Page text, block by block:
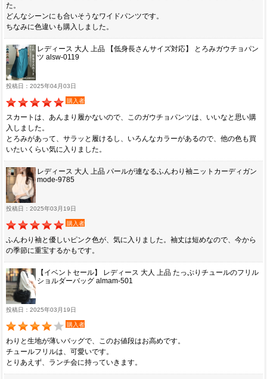
た。
どんなシーンにも合いそうなワイドパンツです。
ちなみに色違いも購入しました。
レディース 大人 上品 【低身長さんサイズ対応】 とろみガウチョパン
ツ alsw-0119
投稿日：2025年04月03日
購入者
スカートは、あんまり履かないので、このガウチョパンツは、いいなと思い購
入しました。
とろみがあって、サラッと履けるし、いろんなカラーがあるので、他の色も買
いたいくらい気に入りました。
レディース 大人 上品 パールが連なるふんわり袖ニットカーディガン
mode-9785
投稿日：2025年03月19日
購入者
ふんわり袖と優しいピンク色が、気に入りました。袖丈は短めなので、今から
の季節に重宝するかもです。
【イベントセール】 レディース 大人 上品 たっぷりチュールのフリル
ショルダーバッグ almam-501
投稿日：2025年03月19日
購入者
わりと生地が薄いバッグで、このお値段はお高めです。
チュールフリルは、可愛いです。
とりあえず、ランチ会に持っていきます。